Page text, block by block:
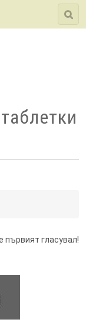
първият гласувал!